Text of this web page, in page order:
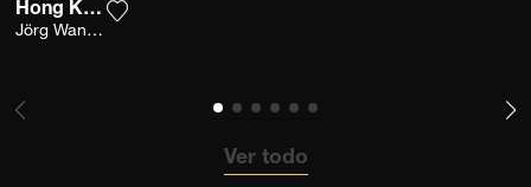
Hong Kong I
Jörg Wanderer
Ver todo